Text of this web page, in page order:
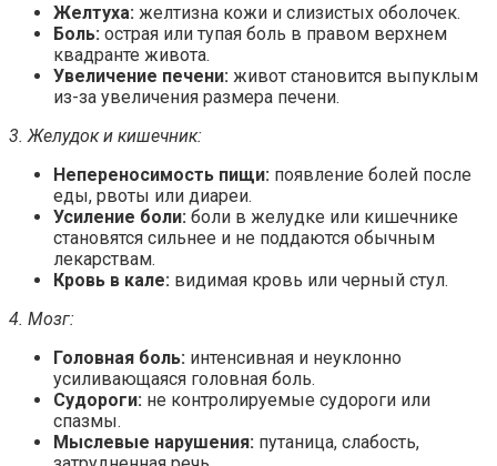
Желтуха: желтизна кожи и слизистых оболочек.
Боль: острая или тупая боль в правом верхнем
квадранте живота.
Увеличение печени: живот становится выпуклым
из-за увеличения размера печени.
3. Желудок и кишечник:
Непереносимость пищи: появление болей после
еды, рвоты или диареи.
Усиление боли: боли в желудке или кишечнике
становятся сильнее и не поддаются обычным
лекарствам.
Кровь в кале: видимая кровь или черный стул.
4. Мозг:
Головная боль: интенсивная и неуклонно
усиливающаяся головная боль.
Судороги: не контролируемые судороги или
спазмы.
Мыслевые нарушения: путаница, слабость,